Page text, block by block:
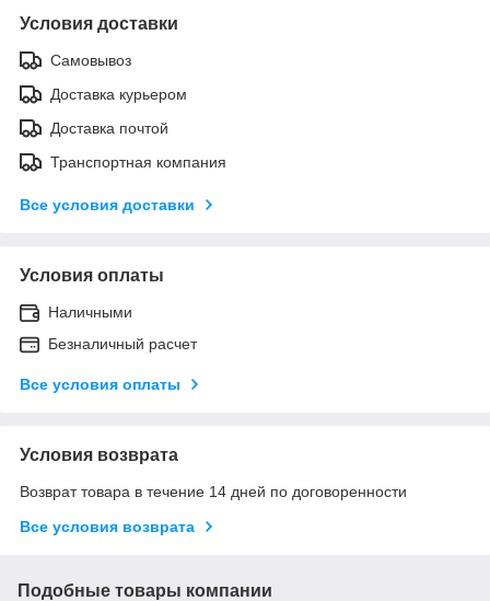
Условия доставки
Самовывоз
Доставка курьером
Доставка почтой
Транспортная компания
Все условия доставки
Условия оплаты
Наличными
Безналичный расчет
Все условия оплаты
Условия возврата
Возврат товара в течение 14 дней по договоренности
Все условия возврата
Подобные товары компании